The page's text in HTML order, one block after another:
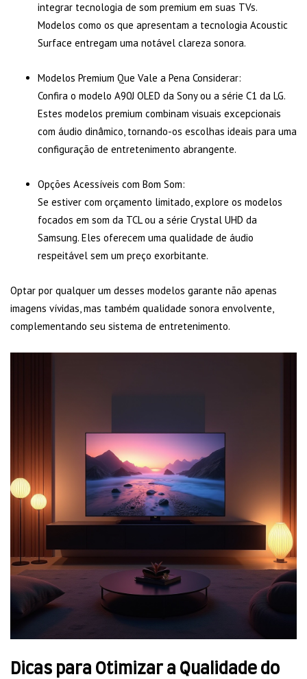
integrar tecnologia de som premium em suas TVs.
Modelos como os que apresentam a tecnologia Acoustic
Surface entregam uma notável clareza sonora.
Modelos Premium Que Vale a Pena Considerar:
Confira o modelo A90J OLED da Sony ou a série C1 da LG.
Estes modelos premium combinam visuais excepcionais
com áudio dinâmico, tornando-os escolhas ideais para uma
configuração de entretenimento abrangente.
Opções Acessíveis com Bom Som:
Se estiver com orçamento limitado, explore os modelos
focados em som da TCL ou a série Crystal UHD da
Samsung. Eles oferecem uma qualidade de áudio
respeitável sem um preço exorbitante.
Optar por qualquer um desses modelos garante não apenas
imagens vívidas, mas também qualidade sonora envolvente,
complementando seu sistema de entretenimento.
Dicas para Otimizar a Qualidade do